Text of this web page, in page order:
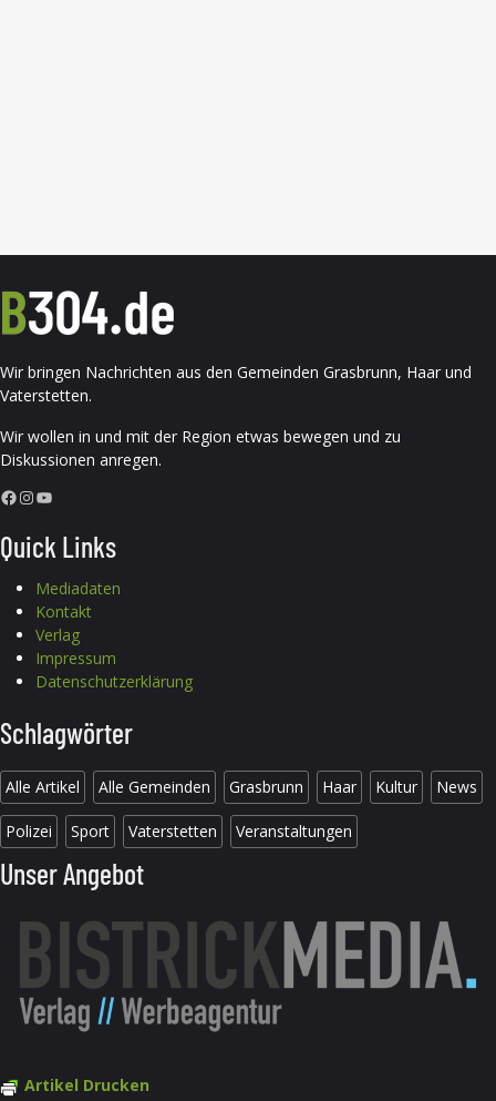
Wir bringen Nachrichten aus den Gemeinden Grasbrunn, Haar und
Vaterstetten.
Wir wollen in und mit der Region etwas bewegen und zu
Diskussionen anregen.
Facebook InstagramYouTube
Quick Links
Mediadaten
Kontakt
Verlag
Impressum
Datenschutzerklärung
Schlagwörter
Alle Artikel Alle Gemeinden Grasbrunn Haar Kultur News
Polizei Sport Vaterstetten Veranstaltungen
Unser Angebot
Artikel Drucken